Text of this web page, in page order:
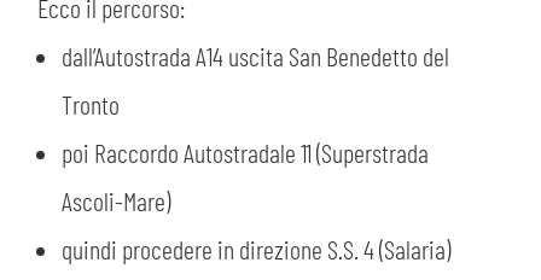
CERCA
Ecco il percorso:
dall’Autostrada A14 uscita San Benedetto del
Tronto
poi Raccordo Autostradale 11 (Superstrada
Ascoli-Mare)
quindi procedere in direzione S.S. 4 (Salaria)